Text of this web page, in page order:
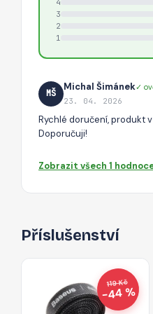
4
3
2
1
MŠ
Michal Šimánek✓
23. 04. 2026
Rychlé doručení, produkt
Doporučuji!
Zobrazit všech 1
Příslušenství
119 Kč
−44 %